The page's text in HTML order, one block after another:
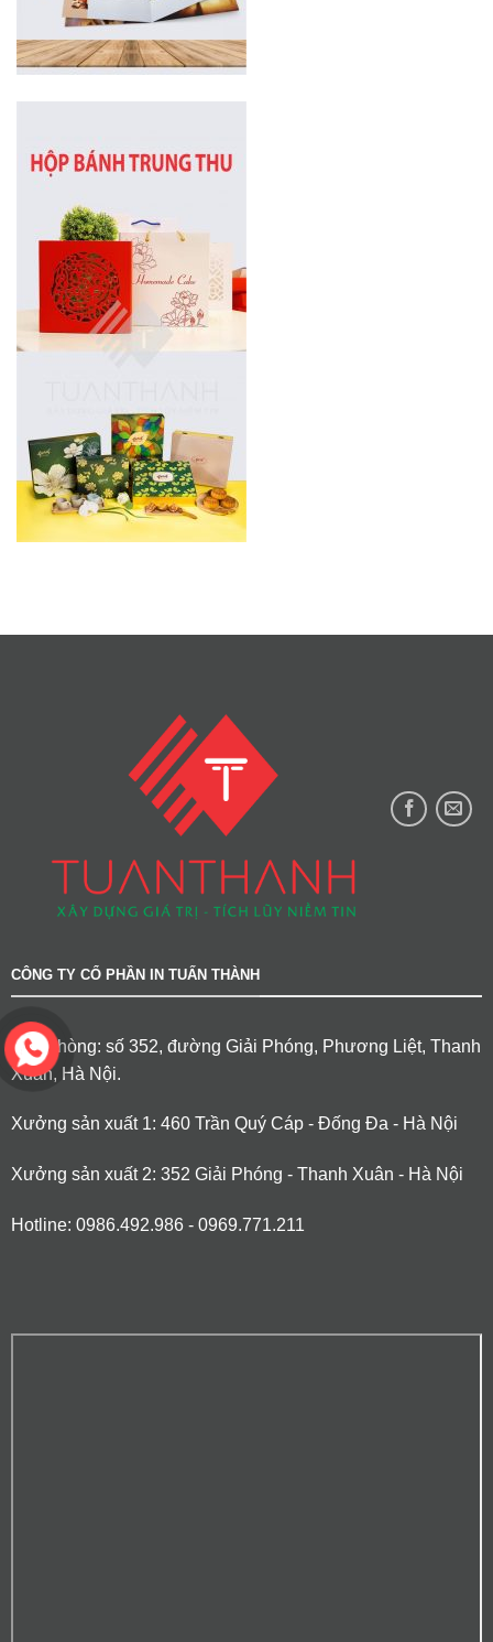
CÔNG TY CỔ PHẦN IN TUẤN THÀNH
Văn phòng: số 352, đường Giải Phóng, Phương Liệt, Thanh
Xuân, Hà Nội.
Xưởng sản xuất 1: 460 Trần Quý Cáp - Đống Đa - Hà Nội
Xưởng sản xuất 2: 352 Giải Phóng - Thanh Xuân - Hà Nội
Hotline: 0986.492.986 - 0969.771.211